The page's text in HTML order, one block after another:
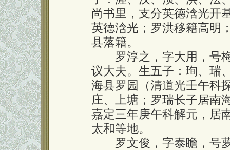
尚书里，支分英德浛光开
英德浛光；罗洪移籍高明
县落籍。
罗淳之，字大用，号梅
议大夫。生五子：珣、瑞
海县罗园（清道光壬午科
庄、上塘；罗瑞长子居南
嘉定三年庚午科解元，居
太和等地。
罗文俊，字泰瞻，号萝